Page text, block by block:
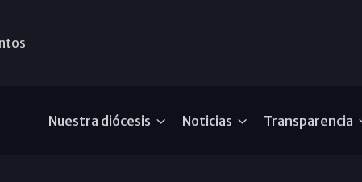
Nuestra diócesis Noticias Transparencia